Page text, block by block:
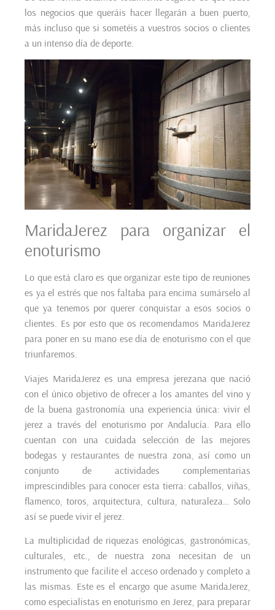
los negocios que queráis hacer llegarán a buen puerto,
más incluso que si sometéis a vuestros socios o clientes
a un intenso día de deporte.
MaridaJerez para organizar el
enoturismo
Lo que está claro es que organizar este tipo de reuniones
es ya el estrés que nos faltaba para encima sumárselo al
que ya tenemos por querer conquistar a esos socios o
clientes. Es por esto que os recomendamos MaridaJerez
para poner en su mano ese día de enoturismo con el que
triunfaremos.
Viajes MaridaJerez es una empresa jerezana que nació
con el único objetivo de ofrecer a los amantes del vino y
de la buena gastronomía una experiencia única: vivir el
jerez a través del enoturismo por Andalucía. Para ello
cuentan con una cuidada selección de las mejores
bodegas y restaurantes de nuestra zona, así como un
conjunto de actividades complementarias
imprescindibles para conocer esta tierra: caballos, viñas,
flamenco, toros, arquitectura, cultura, naturaleza… Solo
así se puede vivir el jerez.
La multiplicidad de riquezas enológicas, gastronómicas,
culturales, etc., de nuestra zona necesitan de un
instrumento que facilite el acceso ordenado y completo a
las mismas. Este es el encargo que asume MaridaJerez,
como especialistas en enoturismo en Jerez, para preparar